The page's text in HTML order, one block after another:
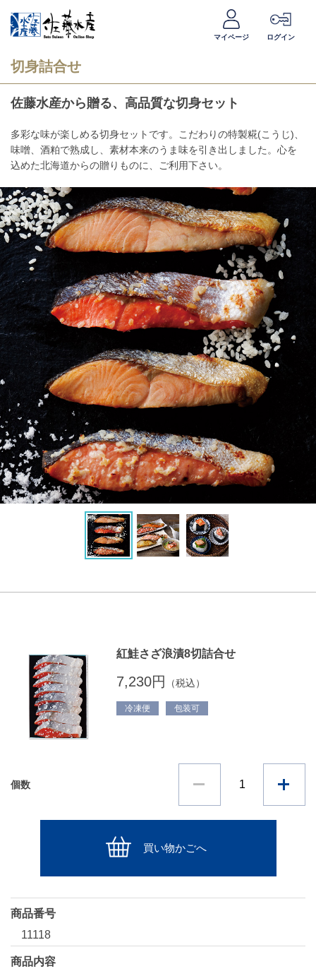
マイページ ログイン
切身詰合せ
佐藤水産から贈る、高品質な切身セット
多彩な味が楽しめる切身セットです。こだわりの特製糀(こうじ)、
味噌、酒粕で熟成し、素材本来のうま味を引き出しました。心を
込めた北海道からの贈りものに、ご利用下さい。
紅鮭さざ浪漬8切詰合せ
7,230円 （税込）
冷凍便 包装可
個数
買い物かごへ
商品番号
11118
商品内容